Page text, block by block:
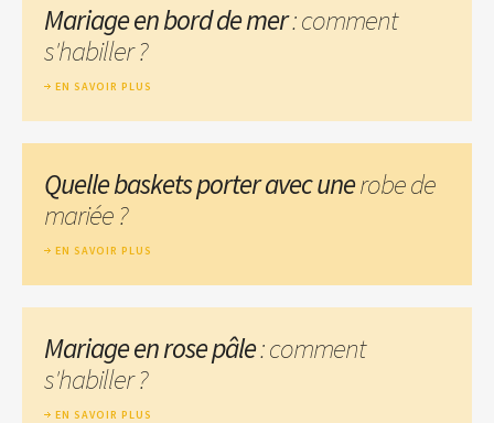
Mariage en bord de mer: comment
s'habiller ?
EN SAVOIR PLUS
Quelle baskets porter avec unerobe de
mariée ?
EN SAVOIR PLUS
Mariage en rose pâle: comment
s'habiller ?
EN SAVOIR PLUS